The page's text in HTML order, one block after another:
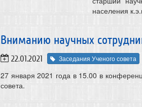
населения
Вниманию научных
22.01.2021 Заседания Ученого совета
27 января 2021 года в 15.00 в
совета.